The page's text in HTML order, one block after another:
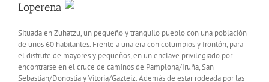
Loperena
Situada en Zuhatzu, un pequeño y tranquilo pueblo con una población
de unos 60 habitantes. Frente a una era con columpios y frontón, para
el disfrute de mayores y pequeños, en un enclave privilegiado por
encontrarse en el cruce de caminos de Pamplona/Iruña, San
Sebastian/Donostia y Vitoria/Gazteiz. Además de estar rodeada por las